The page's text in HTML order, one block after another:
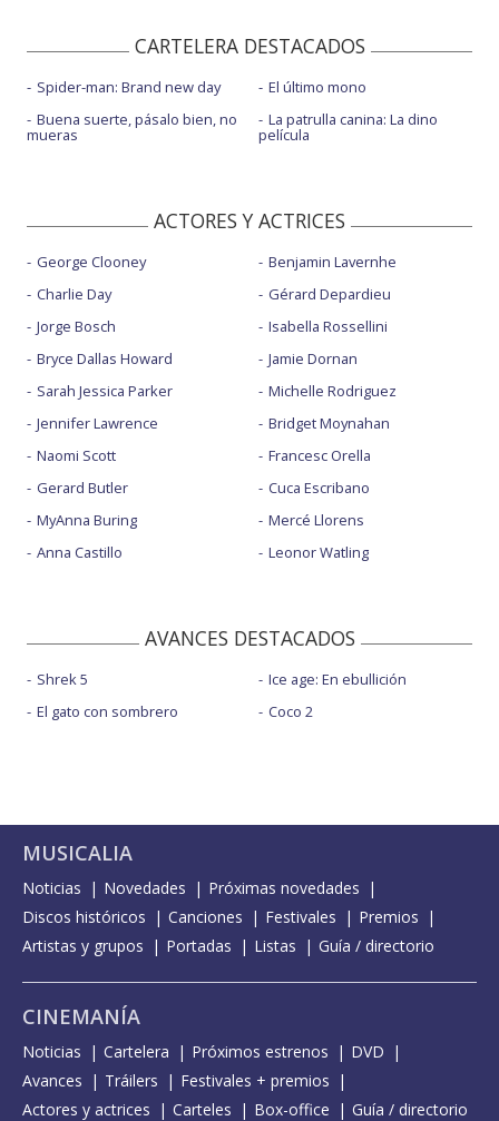
CARTELERA DESTACADOS
Spider-man: Brand new day
Buena suerte, pásalo bien, no
mueras
El último mono
La patrulla canina: La dino
película
ACTORES Y ACTRICES
George Clooney
Charlie Day
Jorge Bosch
Bryce Dallas Howard
Sarah Jessica Parker
Jennifer Lawrence
Naomi Scott
Gerard Butler
MyAnna Buring
Anna Castillo
Benjamin Lavernhe
Gérard Depardieu
Isabella Rossellini
Jamie Dornan
Michelle Rodriguez
Bridget Moynahan
Francesc Orella
Cuca Escribano
Mercé Llorens
Leonor Watling
AVANCES DESTACADOS
Shrek 5
El gato con sombrero
Ice age: En ebullición
Coco 2
MUSICALIA
Noticias Novedades
Próximas novedades
Discos históricos
Canciones Festivales
Premios
Artistas y grupos
Portadas Listas Guía / directorio
CINEMANÍA
Noticias Cartelera Próximos estrenos
DVD
Avances
Tráilers
Festivales + premios
Actores y actrices
Carteles Box-office Guía / directorio